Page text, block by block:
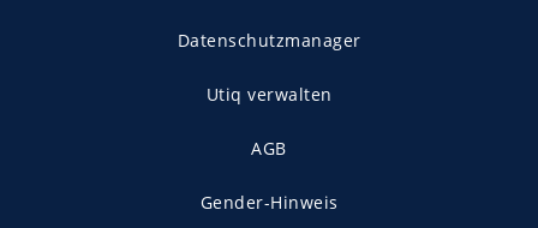
Datenschutzmanager
Utiq verwalten
AGB
Gender-Hinweis